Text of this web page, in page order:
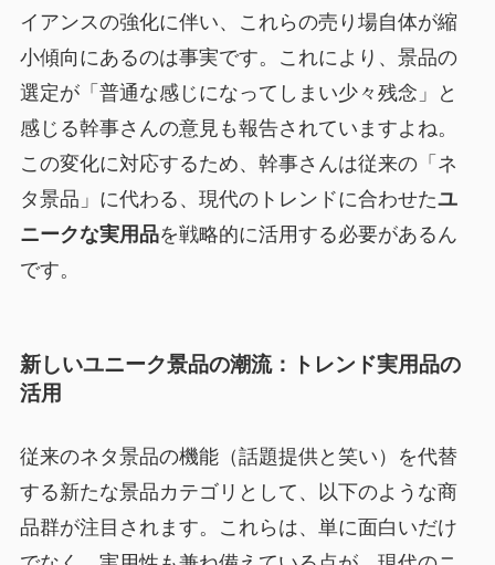
イアンスの強化に伴い、これらの売り場自体が縮
小傾向にあるのは事実です。これにより、景品の
選定が「普通な感じになってしまい少々残念」と
感じる幹事さんの意見も報告されていますよね。
この変化に対応するため、幹事さんは従来の「ネ
タ景品」に代わる、現代のトレンドに合わせたユ
ニークな実用品を戦略的に活用する必要があるん
です。
新しいユニーク景品の潮流：トレンド実用品の
活用
従来のネタ景品の機能（話題提供と笑い）を代替
する新たな景品カテゴリとして、以下のような商
品群が注目されます。これらは、単に面白いだけ